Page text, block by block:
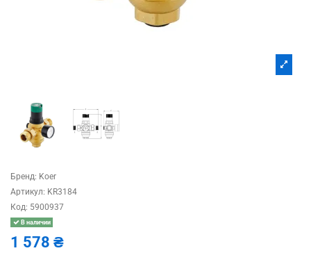
Бренд: Koer
Артикул: KR3184
Код: 5900937
В наличии
1 578 ₴